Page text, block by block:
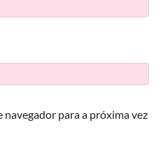
navegador para a próxima vez